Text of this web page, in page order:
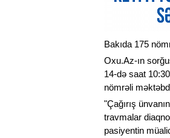
Bakıda 175
Oxu.Az-ın
14-də saat
nömrəli
"Çağırış
travmalar
pasiyentin